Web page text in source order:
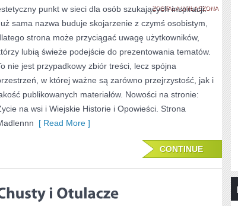
I
KULTURA
ZOSTAŁA WYŁĄCZONA
punkt w sieci dla osób szukających inspiracji.
sama nazwa buduje skojarzenie z czymś osobistym,
strona może przyciągać uwagę użytkowników,
lubią świeże podejście do prezentowania tematów.
nie jest przypadkowy zbiór treści, lecz spójna
w której ważne są zarówno przejrzystość, jak i
publikowanych materiałów. Nowości na stronie:
na wsi i Wiejskie Historie i Opowieści. Strona
[ Read More ]
CONTINUE